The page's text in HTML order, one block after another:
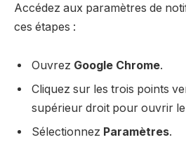
Accédez aux paramètres de
ces étapes :
Ouvrez Google Chrome.
Cliquez sur les trois points
supérieur droit pour ouvrir
Sélectionnez Paramètres.